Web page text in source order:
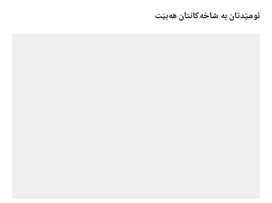
ئومێدتان بە شاخەكانتان هەبێت